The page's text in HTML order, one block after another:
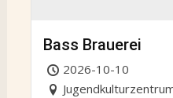
Bass Brauerei
2026-10-10